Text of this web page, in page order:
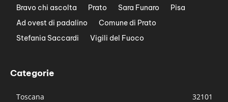
Bravo chi ascolta
Prato Sara Funaro
Pisa
Ad ovest di padalino
Comune di Prato
Stefania Saccardi
Vigili del Fuoco
Categorie
Toscana
32101